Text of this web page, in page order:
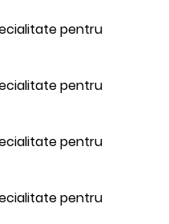
pentru
pentru
pentru
pentru